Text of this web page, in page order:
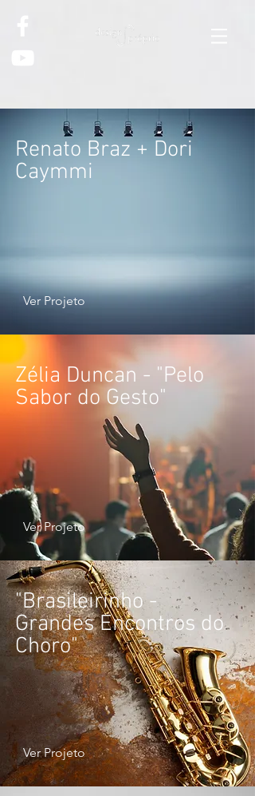
Renato Braz + Dori
Caymmi
Ver Projeto
Zélia Duncan - "Pelo
Sabor do Gesto"
Ver Projeto
"Brasileirinho -
Grandes Encontros do
Choro"
Ver Projeto